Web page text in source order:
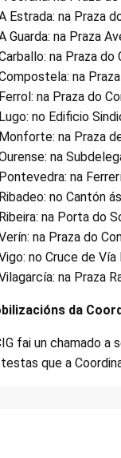
Estrada: na Praza
Guarda: na Praza
na Praza do
na
Ferrol: na Praza do
Lugo: no Edificio
Monforte: na Praza
na
Pontevedra: na
Ribadeo: no Cantón
Ribeira: na Porta do
na Praza do
no Cruce de
na Praza
da
fai un chamado a
que a